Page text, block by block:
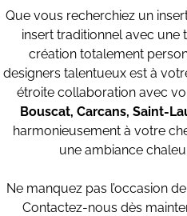
Que vous recherchiez un
insert traditionnel avec
création totalement
designers talentueux est à
étroite collaboration avec
Bouscat, Carcans, Saint-
harmonieusement à votre
une ambiance
Ne manquez pas l’occasion
Contactez-nous dès